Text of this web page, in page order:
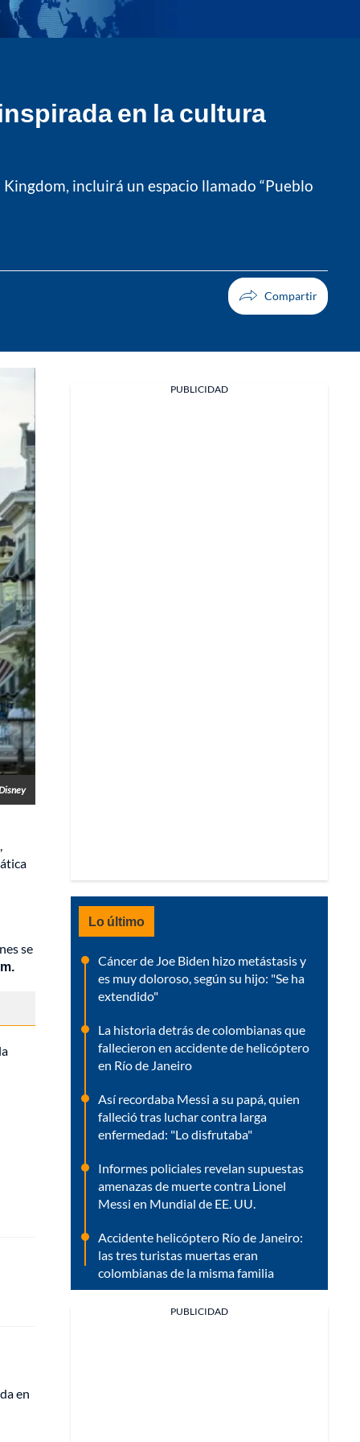
en la cultura
incluirá un espacio llamado “Pueblo
se
en
PUBLICIDAD
Lo último
Cáncer de Joe Biden hizo metástasis y
es muy doloroso, según su hijo: "Se ha
extendido"
La historia detrás de colombianas que
fallecieron en accidente de helicóptero
en Río de Janeiro
Así recordaba Messi a su papá, quien
falleció tras luchar contra larga
enfermedad: "Lo disfrutaba"
Informes policiales revelan supuestas
amenazas de muerte contra Lionel
Messi en Mundial de EE. UU.
Accidente helicóptero Río de Janeiro:
las tres turistas muertas eran
colombianas de la misma familia
PUBLICIDAD